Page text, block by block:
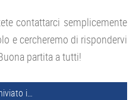
contattarci semplicemente
e cercheremo di rispondervi
partita a tutti!
in: